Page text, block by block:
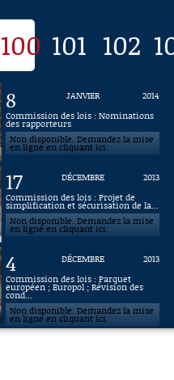
100 101 102
8 JANVIER
2014
Commission des lois : Nominations
des rapporteurs
Non disponible. Demandez la mise
en ligne en cliquant ici.
17 DÉCEMBRE
2013
Commission des lois : Projet de
simplification et sécurisation de la...
Non disponible. Demandez la mise
en ligne en cliquant ici.
4 DÉCEMBRE
2013
Commission des lois : Parquet
européen ; Europol ; Révision des
cond...
Non disponible. Demandez la mise
en ligne en cliquant ici.